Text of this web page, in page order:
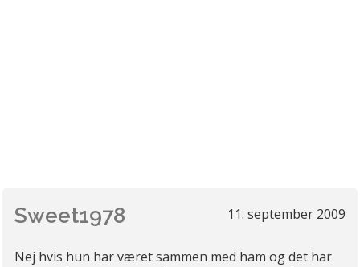
11. september 2009
Sweet1978
Nej hvis hun har været sammen med ham og det har